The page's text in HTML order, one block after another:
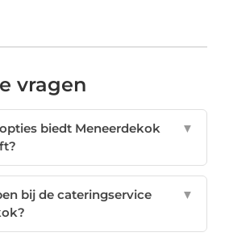
vragen
biedt Meneerdekok
▼
bij de cateringservice
▼